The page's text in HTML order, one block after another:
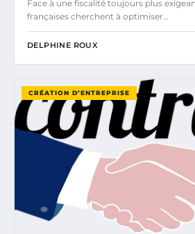
Face à une fiscalité toujours plus
françaises cherchent à optimiser…
DELPHINE ROUX
CRÉATION D’ENTREPRISE